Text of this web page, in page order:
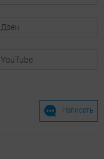
Дзен
YouTube
Написать